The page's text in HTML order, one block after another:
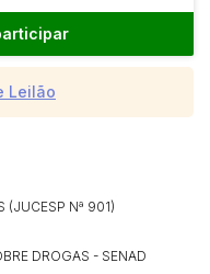
Leilão
(JUCESP Nª 901)
DROGAS - SENAD